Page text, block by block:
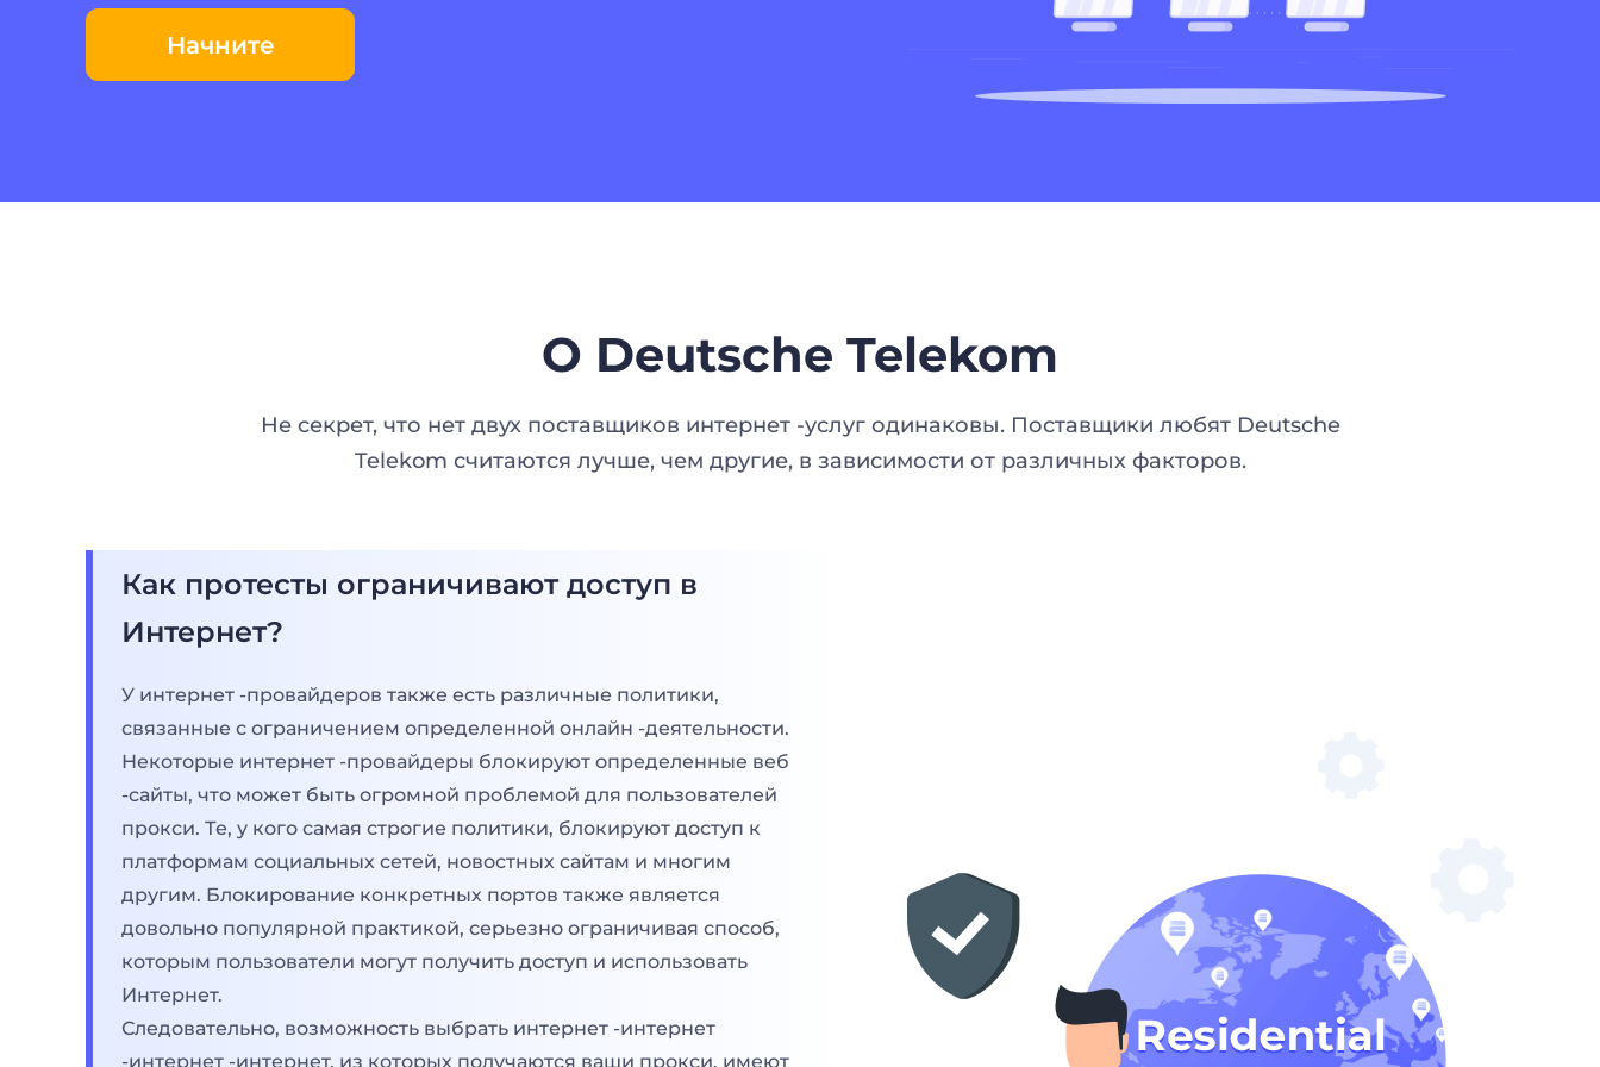
Начните
О Deutsche Telekom
Не секрет, что нет двух поставщиков интернет -услуг одинаковы. Поставщики любят Deutsche
Telekom считаются лучше, чем другие, в зависимости от различных факторов.
Как протесты ограничивают доступ в
Интернет?
У интернет -провайдеров также есть различные политики,
связанные с ограничением определенной онлайн -деятельности.
Некоторые интернет -провайдеры блокируют определенные веб
-сайты, что может быть огромной проблемой для пользователей
прокси. Те, у кого самая строгие политики, блокируют доступ к
платформам социальных сетей, новостных сайтам и многим
другим. Блокирование конкретных портов также является
довольно популярной практикой, серьезно ограничивая способ,
которым пользователи могут получить доступ и использовать
Интернет.
Следовательно, возможность выбрать интернет -интернет
-интернет -интернет, из которых получаются ваши прокси, имеют